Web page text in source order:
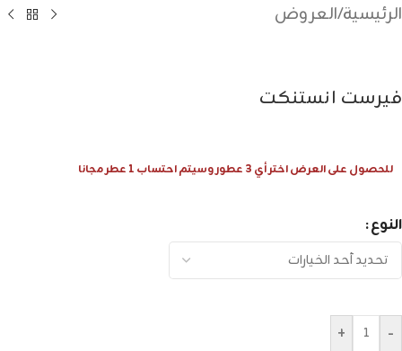
الرئيسية/العروض
فيرست انستنكت
للحصول على العرض اختر أي 3 عطور وسيتم احتساب 1 عطر مجانا
النوع
-
+